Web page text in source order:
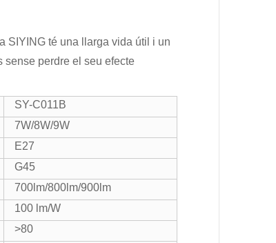
SIYING té una llarga vida útil i un
sense perdre el seu efecte
SY-C011B
7W/8W/9W
E27
G45
700lm/800lm/900lm
100 lm/W
>80